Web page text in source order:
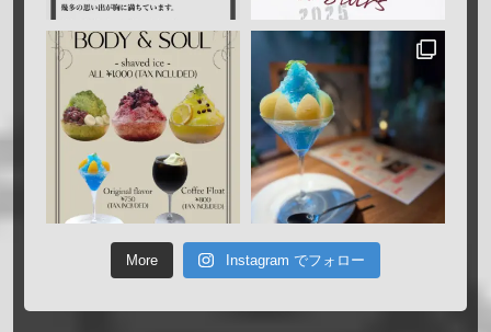
More Instagram でフォロー